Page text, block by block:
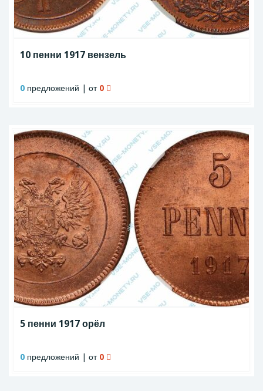
10 пенни 1917 вензель
0 предложений | от 0
5 пенни 1917 орёл
0 предложений | от 0